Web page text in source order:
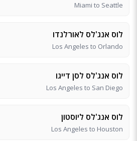
Miami to Seattle
לוס אנג'לס לאורלנדו
Los Angeles to Orlando
לוס אנג'לס לסן דייגו
Los Angeles to San Diego
לוס אנג'לס ליוסטון
Los Angeles to Houston